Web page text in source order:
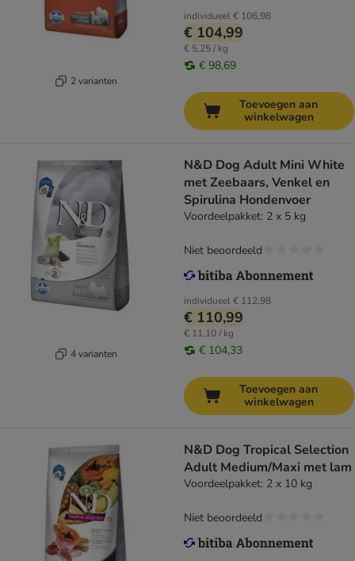
2 varianten
individueel€ 106,98
€ 104,99
€ 5,25 / kg
€ 98,69
Toevoegen aan
winkelwagen
4 varianten
N&D Dog Adult Mini White
met Zeebaars, Venkel en
Spirulina Hondenvoer
Voordeelpakket: 2 x 5 kg
individueel€ 112,98
€ 110,99
€ 11,10 / kg
€ 104,33
Niet beoordeeld
Toevoegen aan
winkelwagen
N&D Dog Tropical Selection
Adult Medium/Maxi met lam
Voordeelpakket: 2 x 10 kg
Niet beoordeeld